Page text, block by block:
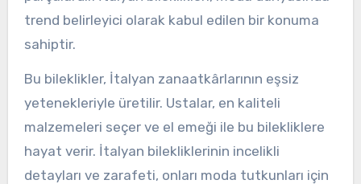
trend belirleyici olarak kabul edilen bir konuma
sahiptir.
Bu bileklikler, İtalyan zanaatkârlarının eşsiz
yetenekleriyle üretilir. Ustalar, en kaliteli
malzemeleri seçer ve el emeği ile bu bilekliklere
hayat verir. İtalyan bilekliklerinin incelikli
detayları ve zarafeti, onları moda tutkunları için